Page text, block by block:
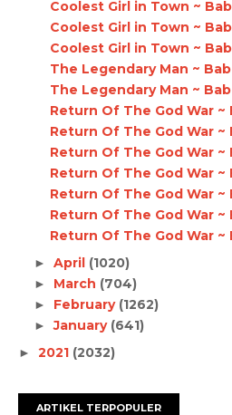
Coolest Girl in Town ~
Coolest Girl in Town ~
Coolest Girl in Town ~
The Legendary Man ~
The Legendary Man ~ Bab
Return Of The God War ~
Return Of The God War ~
Return Of The God War ~
Return Of The God War ~
Return Of The God War ~
Return Of The God War ~
Return Of The God War ~
► April (1020)
► March (704)
► February (1262)
►January (641)
► 2021 (2032)
ARTIKEL TERPOPULER